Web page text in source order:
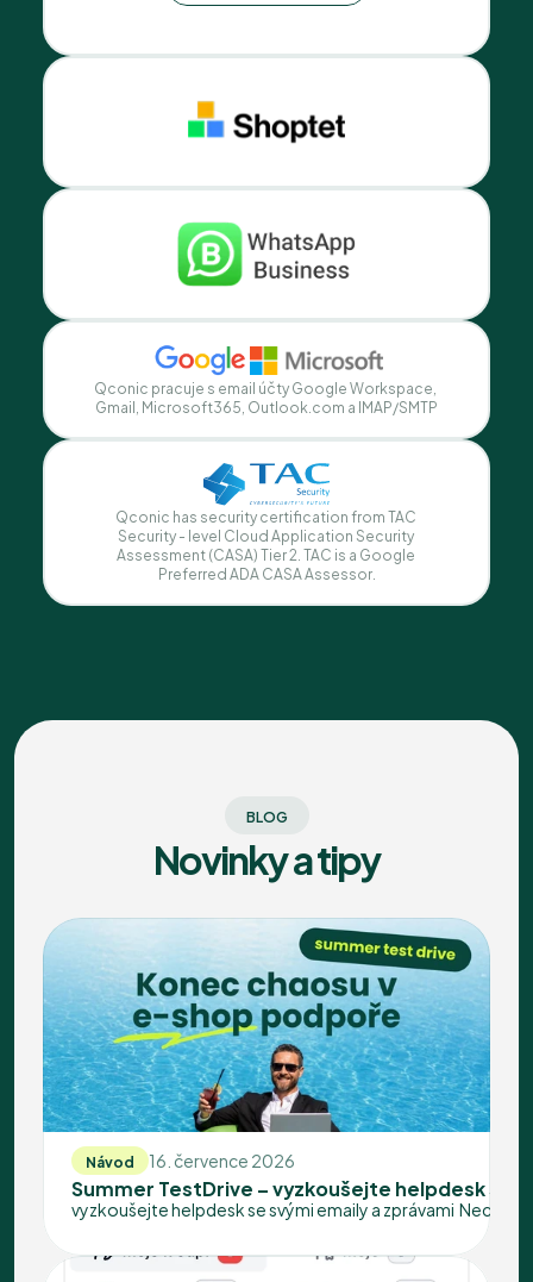
Qconic pracuje s email účty Google Workspace,
Gmail, Microsoft365, Outlook.com a IMAP/SMTP
Qconic has security certification from TAC
Security - level Cloud Application Security
Assessment (CASA) Tier 2. TAC is a Google
Preferred ADA CASA Assessor.
BLOG
Novinky a tipy
Návod 16. července 2026
Summer TestDrive – vyzkoušejte helpdesk se
vyzkoušejte helpdesk se svými emaily a zprávami  Nechte